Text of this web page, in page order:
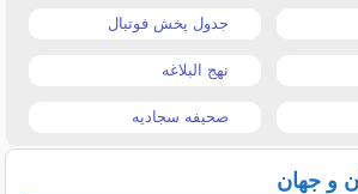
جدول پخش فوتبال
نهج البلاغه
صحیفه سجادیه
و جهان